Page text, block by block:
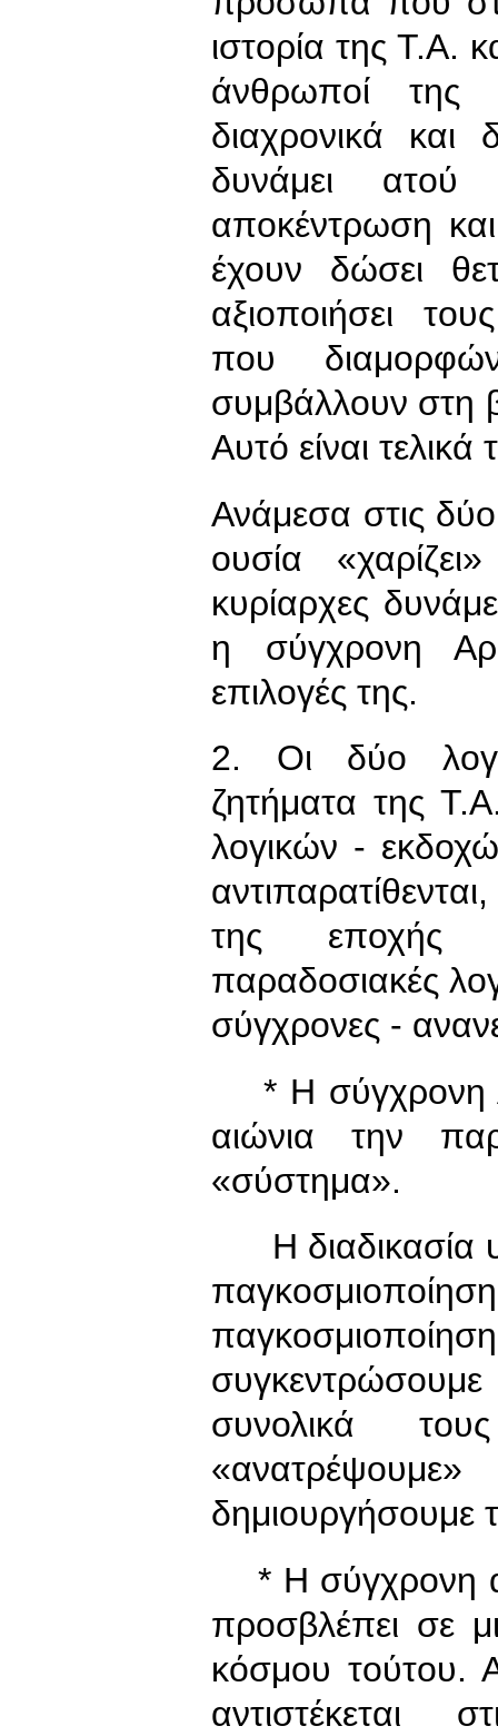
ιστορία της Τ.Α.
άνθρωποί
διαχρονικά και
δυνάμει
αποκέντρωση
έχουν δώσει
αξιοποιήσει
που
συμβάλλουν στη
Αυτό είναι
Ανάμεσα στις
ουσία
κυρίαρχες
η σύγχρονη
επιλογές της.
2. Οι δύο
ζητήματα της
λογικών -
της εποχής
παραδοσιακές
σύγχρονες -
* Η σύγχρονη
αιώνια την
«σύστημα».
Η διαδικασία
συνολικά
δημιουργήσουμε
* Η σύγχρονη
προσβλέπει σε
κόσμου τούτου.
αντιστέκεται